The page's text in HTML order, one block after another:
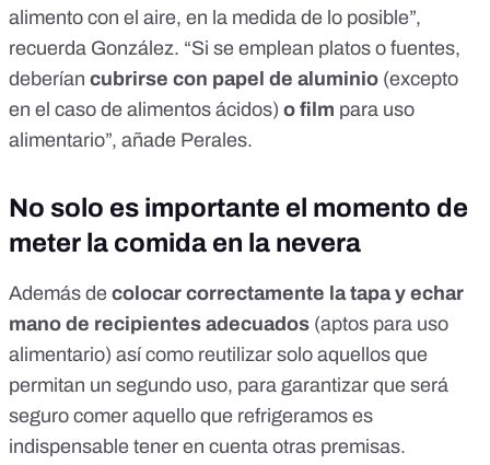
alimento con el aire, en la medida de lo posible”,
recuerda González. “Si se emplean platos o fuentes,
deberían cubrirse con papel de aluminio (excepto
en el caso de alimentos ácidos) o film para uso
alimentario”, añade Perales.
No solo es importante el momento de
meter la comida en la nevera
Además de colocar correctamente la tapa y echar
mano de recipientes adecuados (aptos para uso
alimentario) así como reutilizar solo aquellos que
permitan un segundo uso, para garantizar que será
seguro comer aquello que refrigeramos es
indispensable tener en cuenta otras premisas.